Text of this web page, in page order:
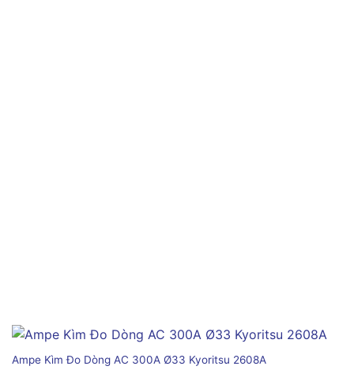
Ampe Kìm Đo Dòng AC 300A Ø33 Kyoritsu 2608A